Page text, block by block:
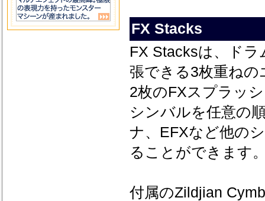
FX Stacks
FX Stacksは、ド
張できる3枚重ね
2枚のFXスプラッ
シンバルを任意の
ナ、EFXなど他の
ることができます
付属のZildjian